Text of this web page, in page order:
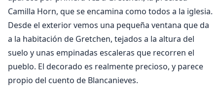
Camilla Horn, que se encamina como todos a la iglesia.
Desde el exterior vemos una pequeña ventana que da
a la habitación de Gretchen, tejados a la altura del
suelo y unas empinadas escaleras que recorren el
pueblo. El decorado es realmente precioso, y parece
propio del cuento de Blancanieves.